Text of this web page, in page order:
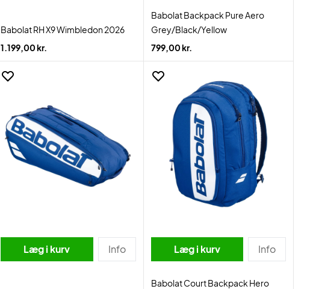
Babolat RH X9 Wimbledon 2026
1.199,00 kr.
Babolat Backpack Pure Aero
Grey/Black/Yellow
799,00 kr.
Læg i kurv Info Læg i kurv Info
Babolat Court Backpack Hero